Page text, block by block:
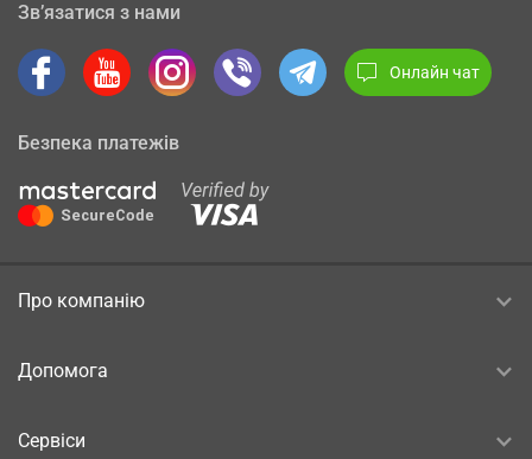
Зв’язатися з нами
Онлайн чат
Безпека платежів
Про компанію
Допомога
Сервіси